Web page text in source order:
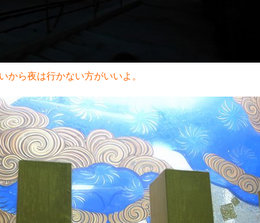
から夜は行かない方がいいよ。